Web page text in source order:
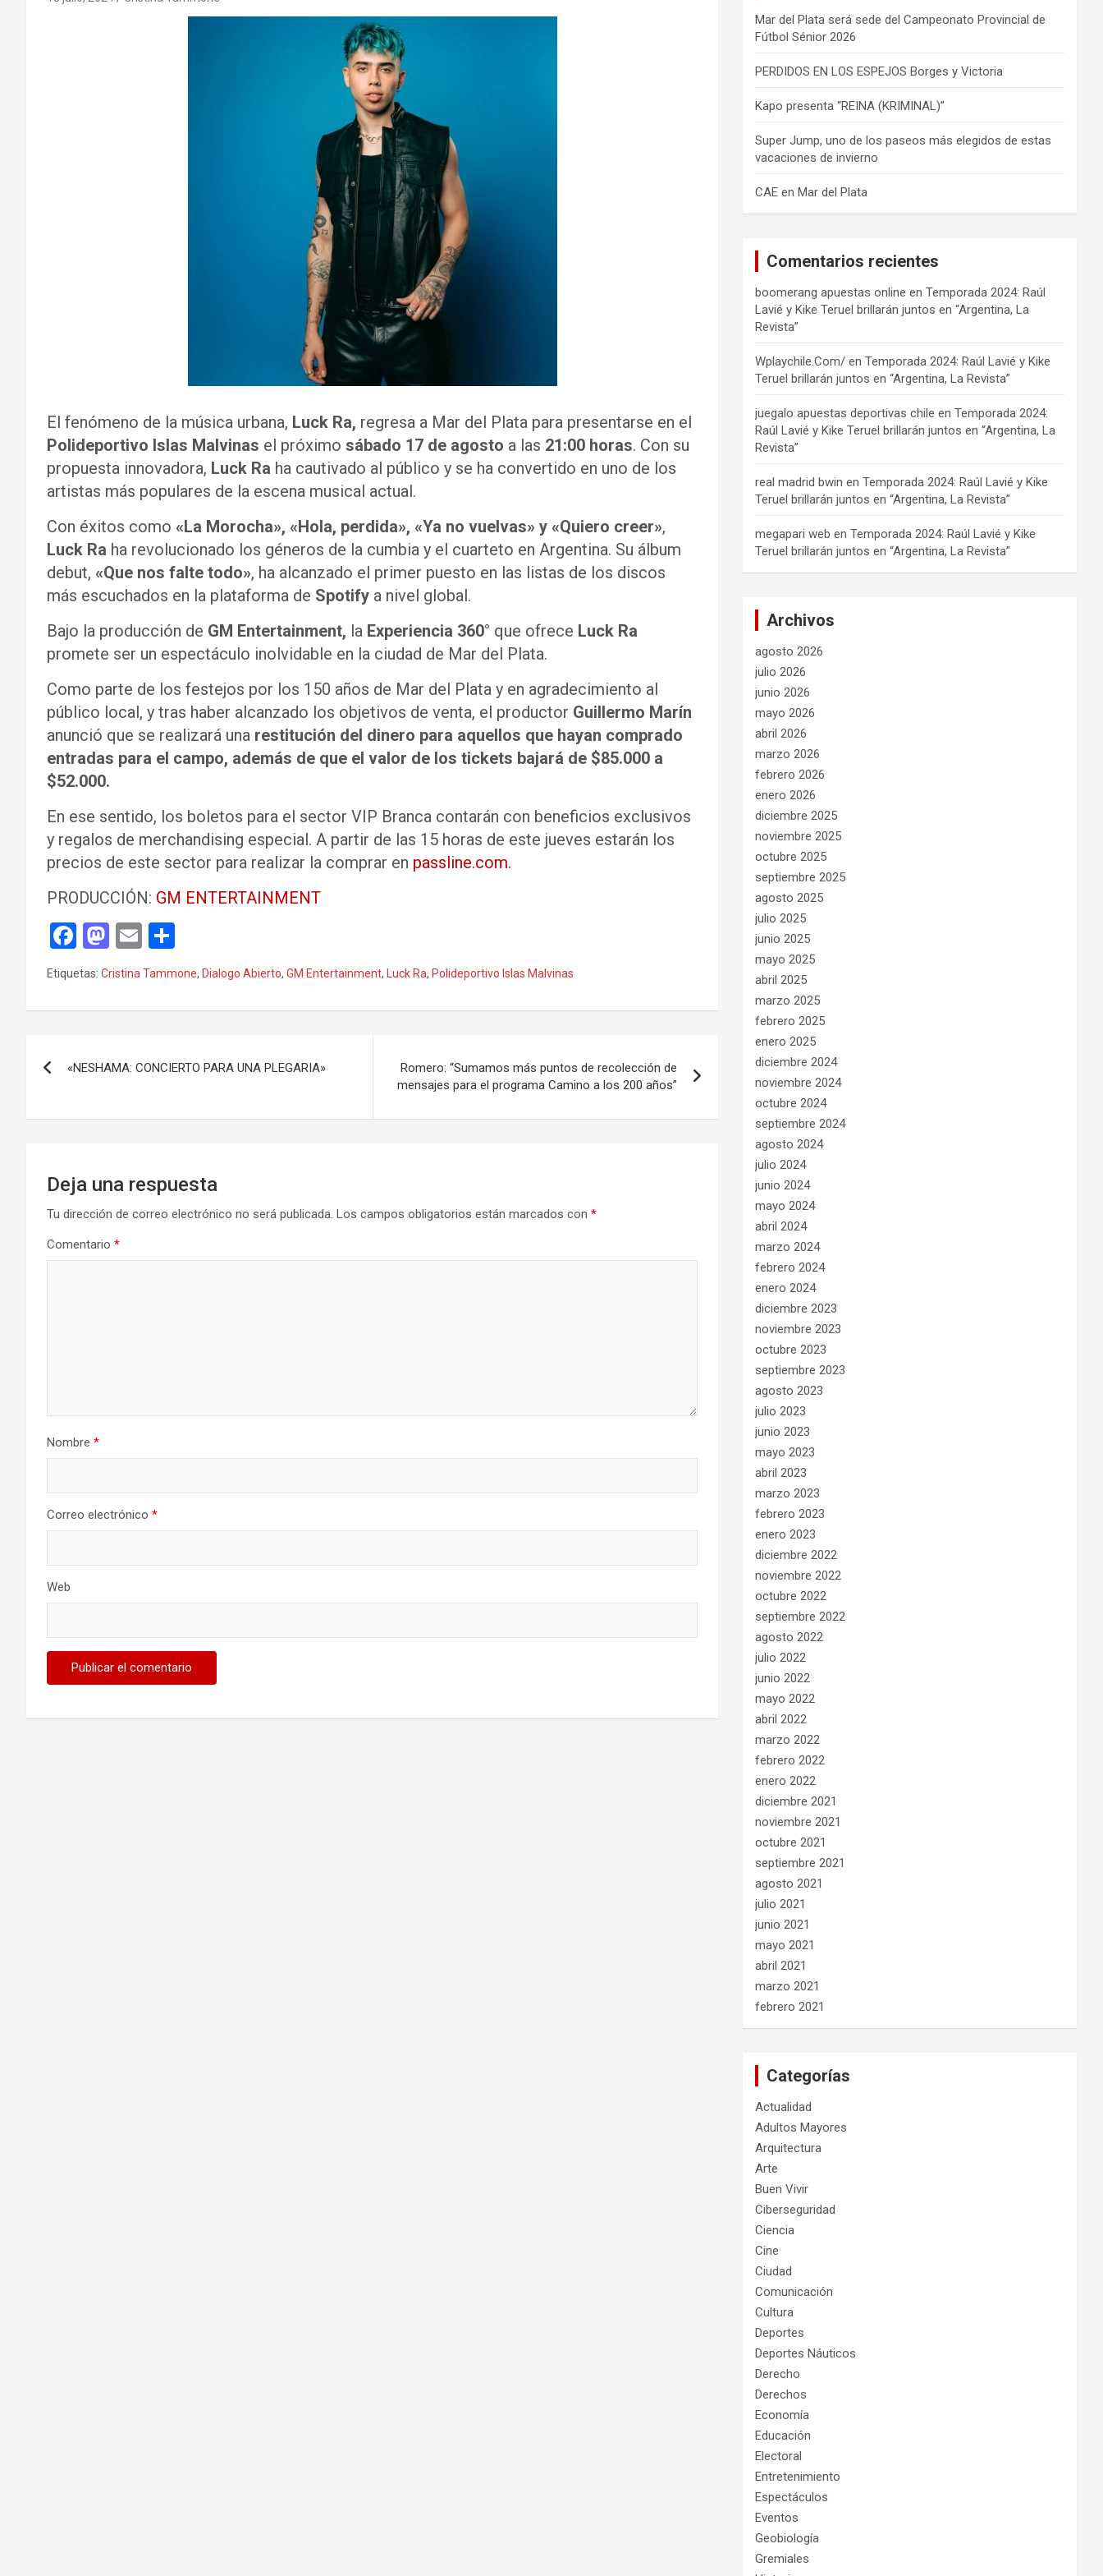
El fenómeno de la música urbana, Luck Ra, regresa a Mar del Plata para presentarse en el
Polideportivo Islas Malvinas el próximo sábado 17 de agosto a las 21:00 horas. Con su
propuesta innovadora, Luck Ra ha cautivado al público y se ha convertido en uno de los
artistas más populares de la escena musical actual.
Con éxitos como «La Morocha», «Hola, perdida», «Ya no vuelvas» y «Quiero creer»,
Luck Ra ha revolucionado los géneros de la cumbia y el cuarteto en Argentina. Su álbum
debut, «Que nos falte todo», ha alcanzado el primer puesto en las listas de los discos
más escuchados en la plataforma de Spotify a nivel global.
Bajo la producción de GM Entertainment, la Experiencia 360° que ofrece Luck Ra
promete ser un espectáculo inolvidable en la ciudad de Mar del Plata.
Como parte de los festejos por los 150 años de Mar del Plata y en agradecimiento al
público local, y tras haber alcanzado los objetivos de venta, el productor Guillermo Marín
anunció que se realizará una restitución del dinero para aquellos que hayan comprado
entradas para el campo, además de que el valor de los tickets bajará de $85.000 a
$52.000.
En ese sentido, los boletos para el sector VIP Branca contarán con beneficios exclusivos
y regalos de merchandising especial. A partir de las 15 horas de este jueves estarán los
precios de este sector para realizar la comprar en passline.com.
PRODUCCIÓN: GM ENTERTAINMENT
F
a
ce
b
o
M
a
st
o
o
E
m
ail m
p
tir
Etiquetas: Cristina Tammone, Dialogo Abierto, GM Entertainment, Luck Ra, Polideportivo Islas Malvinas
de
entradas
«NESHAMA: CONCIERTO PARA UNA PLEGARIA»
Romero: “Sumamos más puntos de recolección de
mensajes para el programa Camino a los 200 años”
Deja una respuesta
Tu dirección de correo electrónico no será publicada. Los campos obligatorios están marcados con *
Comentario *
Nombre *
Correo electrónico *
Web
Mar del Plata será sede del Campeonato Provincial de
Fútbol Sénior 2026
PERDIDOS EN LOS ESPEJOS Borges y Victoria
Kapo presenta “REINA (KRIMINAL)”
Super Jump, uno de los paseos más elegidos de estas
vacaciones de invierno
CAE en Mar del Plata
Comentarios recientes
boomerang apuestas online enTemporada 2024: Raúl
Lavié y Kike Teruel brillarán juntos en “Argentina, La
Revista”
Wplaychile.Com/ enTemporada 2024: Raúl Lavié y Kike
Teruel brillarán juntos en “Argentina, La Revista”
juegalo apuestas deportivas chile enTemporada 2024:
Raúl Lavié y Kike Teruel brillarán juntos en “Argentina, La
Revista”
real madrid bwin enTemporada 2024: Raúl Lavié y Kike
Teruel brillarán juntos en “Argentina, La Revista”
megapari web enTemporada 2024: Raúl Lavié y Kike
Teruel brillarán juntos en “Argentina, La Revista”
Archivos
agosto 2026
julio 2026
junio 2026
mayo 2026
abril 2026
marzo 2026
febrero 2026
enero 2026
diciembre 2025
noviembre 2025
octubre 2025
septiembre 2025
agosto 2025
julio 2025
junio 2025
mayo 2025
abril 2025
marzo 2025
febrero 2025
enero 2025
diciembre 2024
noviembre 2024
octubre 2024
septiembre 2024
agosto 2024
julio 2024
junio 2024
mayo 2024
abril 2024
marzo 2024
febrero 2024
enero 2024
diciembre 2023
noviembre 2023
octubre 2023
septiembre 2023
agosto 2023
julio 2023
junio 2023
mayo 2023
abril 2023
marzo 2023
febrero 2023
enero 2023
diciembre 2022
noviembre 2022
octubre 2022
septiembre 2022
agosto 2022
julio 2022
junio 2022
mayo 2022
abril 2022
marzo 2022
febrero 2022
enero 2022
diciembre 2021
noviembre 2021
octubre 2021
septiembre 2021
agosto 2021
julio 2021
junio 2021
mayo 2021
abril 2021
marzo 2021
febrero 2021
Categorías
Actualidad
Adultos Mayores
Arquitectura
Arte
Buen Vivir
Ciberseguridad
Ciencia
Cine
Ciudad
Comunicación
Cultura
Deportes
Deportes Náuticos
Derecho
Derechos
Economía
Educación
Electoral
Entretenimiento
Espectáculos
Eventos
Geobiología
Gremiales